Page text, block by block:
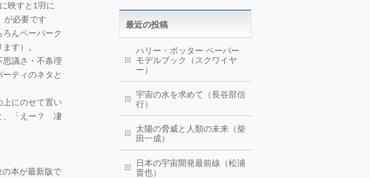
映すと1羽に
が必要です
んペーパーク
す）。
議さ・不条理
ティのネタと
にのせて置い
、「えー？ 凄
本が最新版で
最近の投稿
ハリー・ポッター ペーパー
モデルブック（スクワイヤ
ー）
宇宙の水を求めて（長谷部信
行）
太陽の脅威と人類の未来（柴
田一成）
日本の宇宙開発最前線（松浦
晋也）